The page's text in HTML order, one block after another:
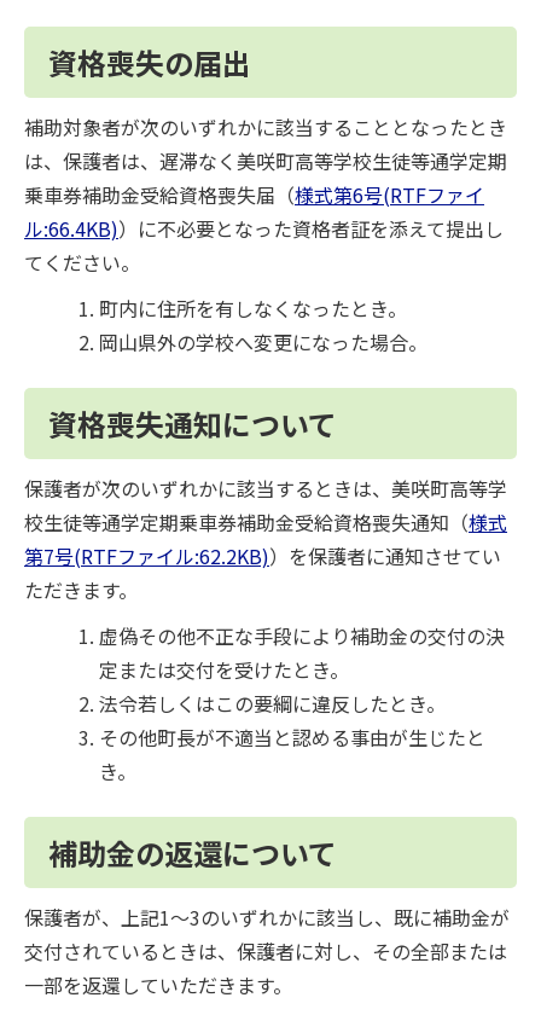
資格喪失の届出
補助対象者が次のいずれかに該当することとなったとき
は、保護者は、遅滞なく美咲町高等学校生徒等通学定期
乗車券補助金受給資格喪失届（様式第6号(RTFファイ
ル:66.4KB)）に不必要となった資格者証を添えて提出し
てください。
町内に住所を有しなくなったとき。
岡山県外の学校へ変更になった場合。
資格喪失通知について
保護者が次のいずれかに該当するときは、美咲町高等学
校生徒等通学定期乗車券補助金受給資格喪失通知（様式
第7号(RTFファイル:62.2KB)）を保護者に通知させてい
ただきます。
虚偽その他不正な手段により補助金の交付の決
定または交付を受けたとき。
法令若しくはこの要綱に違反したとき。
その他町長が不適当と認める事由が生じたと
き。
補助金の返還について
保護者が、上記1～3のいずれかに該当し、既に補助金が
交付されているときは、保護者に対し、その全部または
一部を返還していただきます。